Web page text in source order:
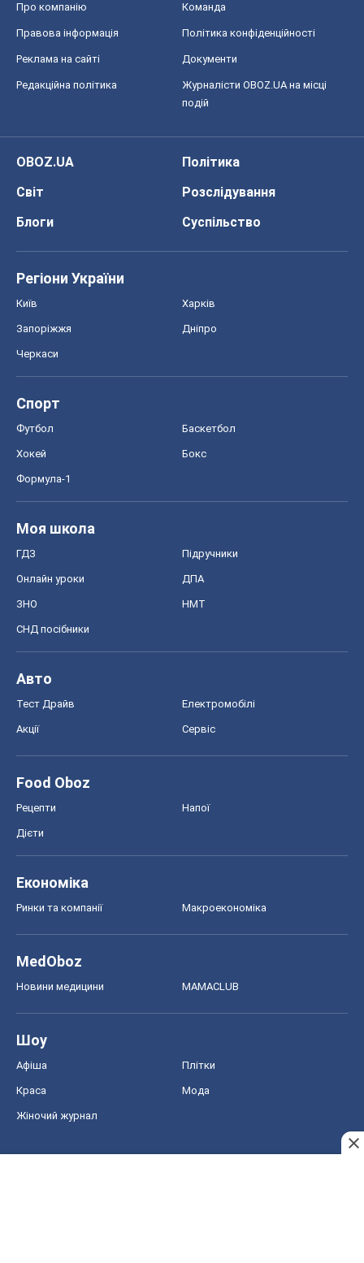
Про компанію Команда
Правова інформація Політика конфіденційності
Реклама на сайті Документи
Редакційна політика
Журналісти OBOZ.UA на місці
подій
OBOZ.UA
Політика
Світ
Розслідування
Блоги
Суспільство
Регіони України
Київ Харків
Запоріжжя Дніпро
Черкаси
Спорт
Футбол Баскетбол
Хокей Бокс
Формула-1
Моя школа
ГДЗ Підручники
Онлайн уроки ДПА
ЗНО НМТ
СНД посібники
Авто
Тест Драйв Електромобілі
Акції Сервіс
Food Oboz
Рецепти Напої
Дієти
Економіка
Ринки та компанії Макроекономіка
MedOboz
Новини медицини MAMACLUB
Шоу
Афіша Плітки
Краса Мода
Жіночий журнал